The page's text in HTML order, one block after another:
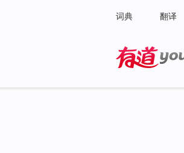
词典 翻译